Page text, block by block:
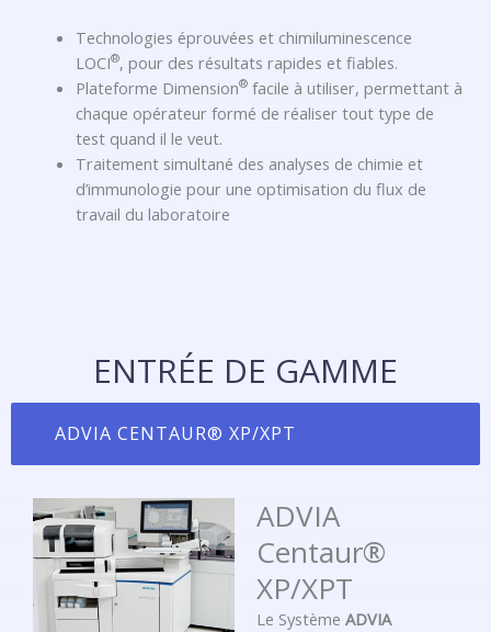
Technologies éprouvées et chimiluminescence
LOCI®, pour des résultats rapides et fiables.
Plateforme Dimension®facile à utiliser, permettant à
chaque opérateur formé de réaliser tout type de
test quand il le veut.
Traitement simultané des analyses de chimie et
d’immunologie pour une optimisation du flux de
travail du laboratoire
ENTRÉE DE GAMME
ADVIA CENTAUR® XP/XPT
ADVIA
Centaur®
XP/XPT
Le Système ADVIA